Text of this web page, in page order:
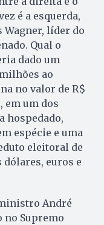
é a esquerda,
Wagner, líder do
Qual o
dado um
ao
no valor de R$
em um dos
hospedado,
espécie e uma
eleitoral de
euros e
André
no Supremo